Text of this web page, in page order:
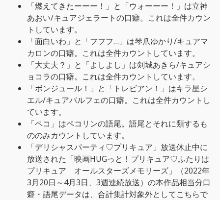
「燃えてきたーーー！」と「ウォーーー！」は立神
あおい/キュアジェラートの口癖。これは全件カウン
トしています。
「面白いわ」と「フフフ…」は琴爪ゆかり/キュアマ
カロンの口癖。これは全件カウントしています。
「大丈夫？」と「よしよし」は剣城あきら/キュアシ
ョコラの口癖。これは全件カウントしています。
「ボンジュール！」と「トレビアン！」はキラ星シ
エル/キュアパルフェの口癖。これは全件カウントし
ています。
「ペコ」はペコリンの語尾。語尾とそれに類するも
ののみカウントしています。
「デリシャスパーティ♡プリキュア」放送休止中に
放送された「映画HUGっと！プリキュア♡ふたりは
プリキュア オールスターズメモリーズ」（2022年
3月20日～4月3日、3週連続放送）の本作品相当分口
癖・語尾データは、合計集計対象外としてこちらで